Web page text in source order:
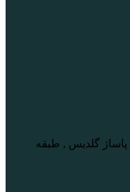
پاساژ گلدیس , طبقه